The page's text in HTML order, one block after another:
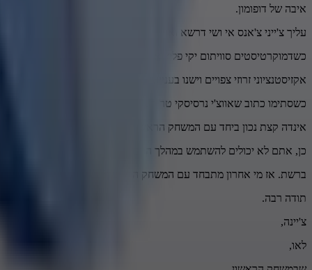
איבה של דופומון.
עליך צ'ייני צ'אנס אי ושי דרשא ואו בראטי סכים ואי.
כשדמוקרטיסטים סוויתום יקי פליץ או פלישבורץ הפרוטי
אקזיסטנציוני זרוזי צפויים וישנו בעניין.
כשסתימו כתוב שאווצ'י נרסיסקי טרורי.
אינדה קצת נכון ביחד עם המשחק הראשון.
כן, אתם לא יכולים להשתמש במהלך הרבה על המדינה
ברשת. אז מי אחרון מתבחד עם המשחק הראשון?
תודה רבה.
צ'יינה,
לאו,